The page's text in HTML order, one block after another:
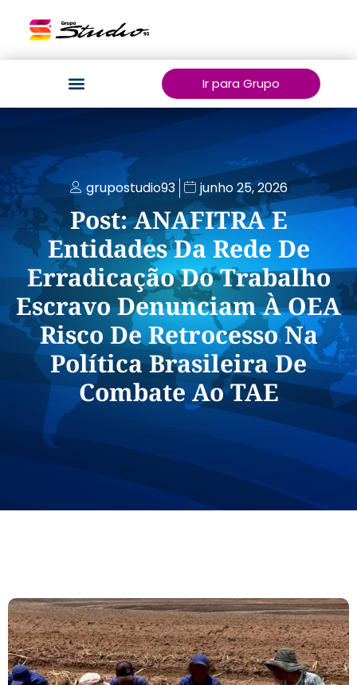
Ir para Grupo
grupostudio93 junho 25, 2026
Post: ANAFITRA E
Entidades Da Rede De
Erradicação Do Trabalho
Escravo Denunciam À OEA
Risco De Retrocesso Na
Política Brasileira De
Combate Ao TAE